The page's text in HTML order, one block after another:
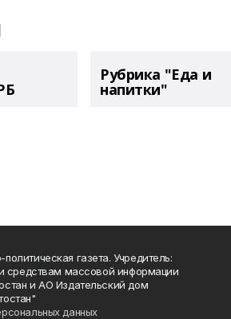
Рубрика "Еда и
напитки"
газета. Учредитель:
средствам массовой информации
и АО Издательский дом
данных